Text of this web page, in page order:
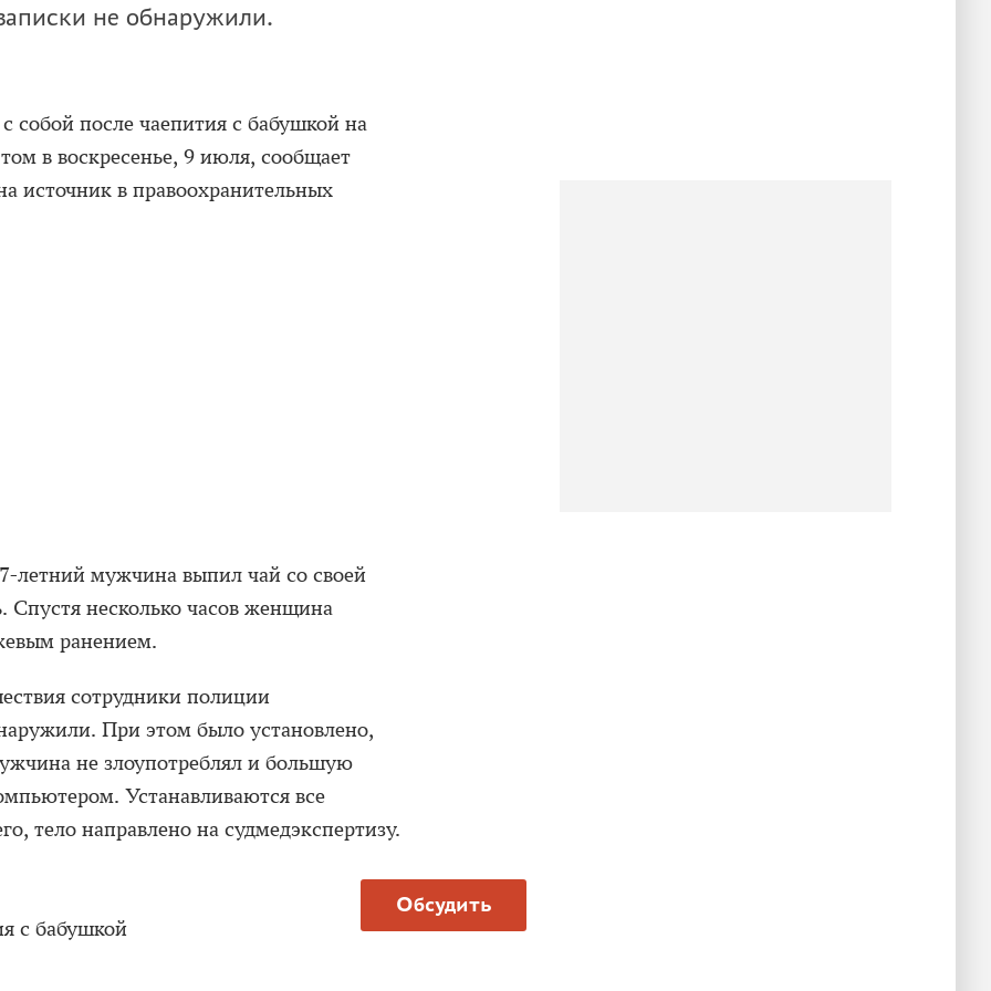
не обнаружили.
после чаепития с бабушкой на
в воскресенье, 9 июля, сообщает
источник в правоохранительных
летний мужчина выпил чай со своей
Спустя несколько часов женщина
ранением.
сотрудники полиции
При этом было установлено,
не злоупотреблял и большую
Устанавливаются все
тело направлено на судмедэкспертизу.
Обсудить
с бабушкой